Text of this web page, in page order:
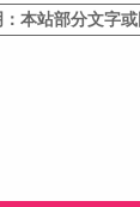
分文字或图片